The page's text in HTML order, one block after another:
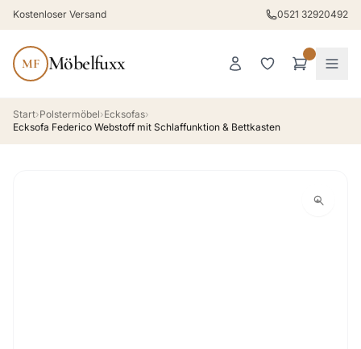
Kostenloser Versand 0521 32920492
MF Möbelfuxx
Start›Polstermöbel›Ecksofas›
Ecksofa Federico Webstoff mit Schlaffunktion & Bettkasten